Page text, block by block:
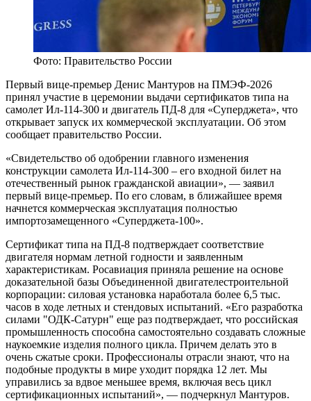
Фото: Правительство России
Первый вице-премьер Денис Мантуров на ПМЭФ-2026
принял участие в церемонии выдачи сертификатов типа на
самолет Ил-114-300 и двигатель ПД-8 для «Суперджета», что
открывает запуск их коммерческой эксплуатации. Об этом
сообщает правительство России.
«Свидетельство об одобрении главного изменения
конструкции самолета Ил-114-300 – его входной билет на
отечественный рынок гражданской авиации», — заявил
первый вице-премьер. По его словам, в ближайшее время
начнется коммерческая эксплуатация полностью
импортозамещенного «Суперджета-100».
Сертификат типа на ПД-8 подтверждает соответствие
двигателя нормам летной годности и заявленным
характеристикам. Росавиация приняла решение на основе
доказательной базы Объединенной двигателестроительной
корпорации: силовая установка наработала более 6,5 тыс.
часов в ходе летных и стендовых испытаний. «Его разработка
силами "ОДК-Сатурн" еще раз подтверждает, что российская
промышленность способна самостоятельно создавать сложные
наукоемкие изделия полного цикла. Причем делать это в
очень сжатые сроки. Профессионалы отрасли знают, что на
подобные продукты в мире уходит порядка 12 лет. Мы
управились за вдвое меньшее время, включая весь цикл
сертификационных испытаний», — подчеркнул Мантуров.